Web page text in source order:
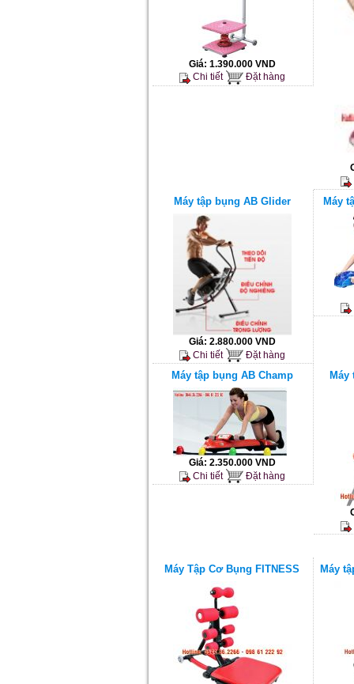
Giá: 1.390.000 VND
Chi tiết
Đặt hàng
Máy tập bụng AB Glider
Giá: 2.880.000 VND
Chi tiết
Đặt hàng
Máy
Máy tập bụng AB Champ
Giá: 2.350.000 VND
Chi tiết
Đặt hàng
Máy
Máy Tập Cơ Bụng FITNESS Máy